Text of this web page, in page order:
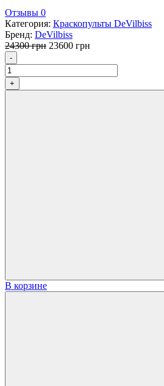
Отзывы 0
Категория: Краскопульты DeVilbiss
Бренд: DeVilbiss
24300грн Первоначальная
составляла
24300 грн.
23600 грн
23600 грн.
- Количество
+
В корзине